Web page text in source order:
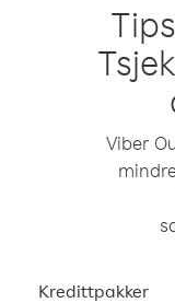
Viber
Kredittpakker